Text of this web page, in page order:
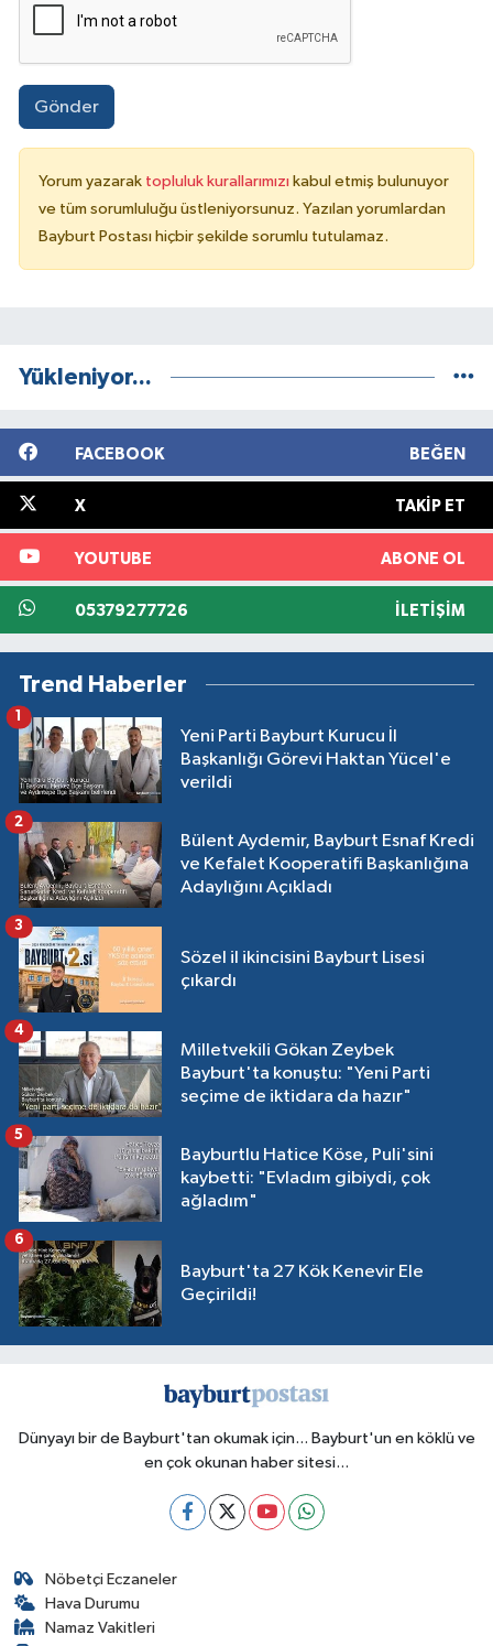
Gönder
Yorum yazarak topluluk kurallarımızı kabul etmiş bulunuyor
ve tüm sorumluluğu üstleniyorsunuz. Yazılan yorumlardan
Bayburt Postası hiçbir şekilde sorumlu tutulamaz.
Yükleniyor...
FACEBOOK BEĞEN
X TAKIP ET
YOUTUBE ABONE OL
05379277726 İLETIŞIM
Trend Haberler
Yeni Parti Bayburt Kurucu İl
Başkanlığı Görevi Haktan Yücel'e
verildi
1
Bülent Aydemir, Bayburt Esnaf Kredi
ve Kefalet Kooperatifi Başkanlığına
Adaylığını Açıkladı
2
Sözel il ikincisini Bayburt Lisesi
çıkardı
3
Milletvekili Gökan Zeybek
Bayburt'ta konuştu: "Yeni Parti
seçime de iktidara da hazır"
4
Bayburtlu Hatice Köse, Puli'sini
kaybetti: "Evladım gibiydi, çok
ağladım"
5
Bayburt'ta 27 Kök Kenevir Ele
Geçirildi!
6
Dünyayı bir de Bayburt'tan okumak için... Bayburt'un en köklü ve
en çok okunan haber sitesi...
Nöbetçi Eczaneler
Hava Durumu
Namaz Vakitleri